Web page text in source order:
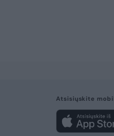
Atsisiųskite